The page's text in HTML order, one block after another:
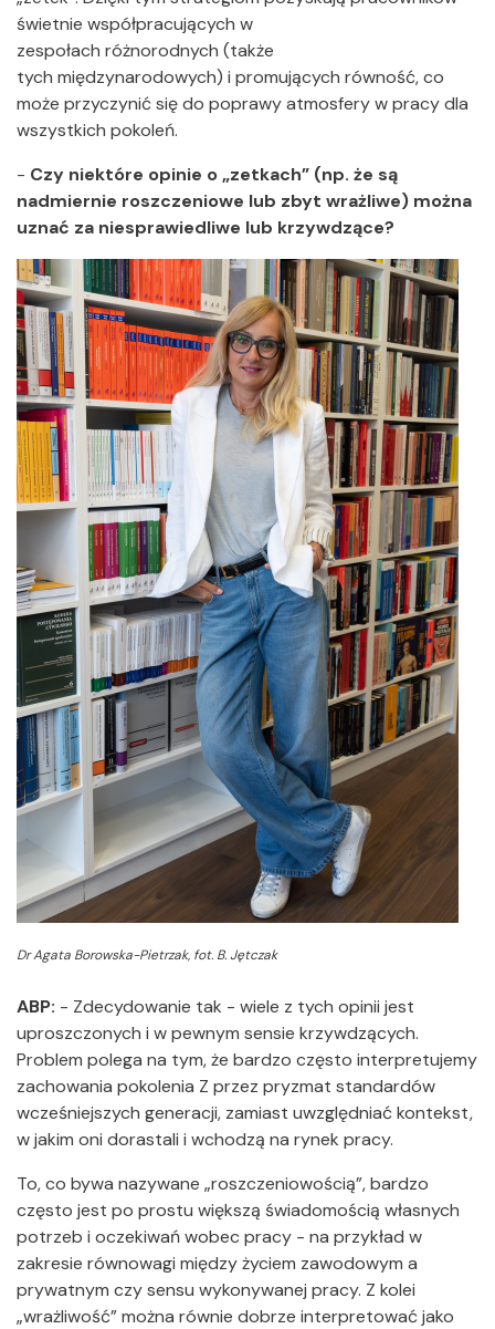
świetnie współpracujących w
zespołach różnorodnych (także
tych międzynarodowych) i promujących równość, co
może przyczynić się do poprawy atmosfery w pracy dla
wszystkich pokoleń.
- Czy niektóre opinie o „zetkach” (np. że są
nadmiernie roszczeniowe lub zbyt wrażliwe) można
uznać za niesprawiedliwe lub krzywdzące?
Dr Agata Borowska-Pietrzak, fot. B. Jętczak
ABP: - Zdecydowanie tak - wiele z tych opinii jest
uproszczonych i w pewnym sensie krzywdzących.
Problem polega na tym, że bardzo często interpretujemy
zachowania pokolenia Z przez pryzmat standardów
wcześniejszych generacji, zamiast uwzględniać kontekst,
w jakim oni dorastali i wchodzą na rynek pracy.
To, co bywa nazywane „roszczeniowością”, bardzo
często jest po prostu większą świadomością własnych
potrzeb i oczekiwań wobec pracy - na przykład w
zakresie równowagi między życiem zawodowym a
prywatnym czy sensu wykonywanej pracy. Z kolei
„wrażliwość” można równie dobrze interpretować jako